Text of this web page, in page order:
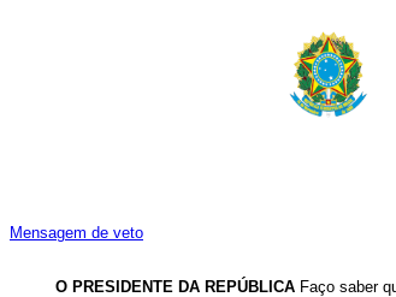
Mensagem de veto
O PRESIDENTE DA REPÚBLICA Faço saber